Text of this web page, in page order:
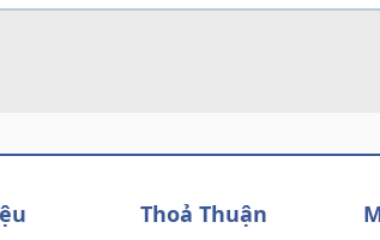
Thoả Thuận